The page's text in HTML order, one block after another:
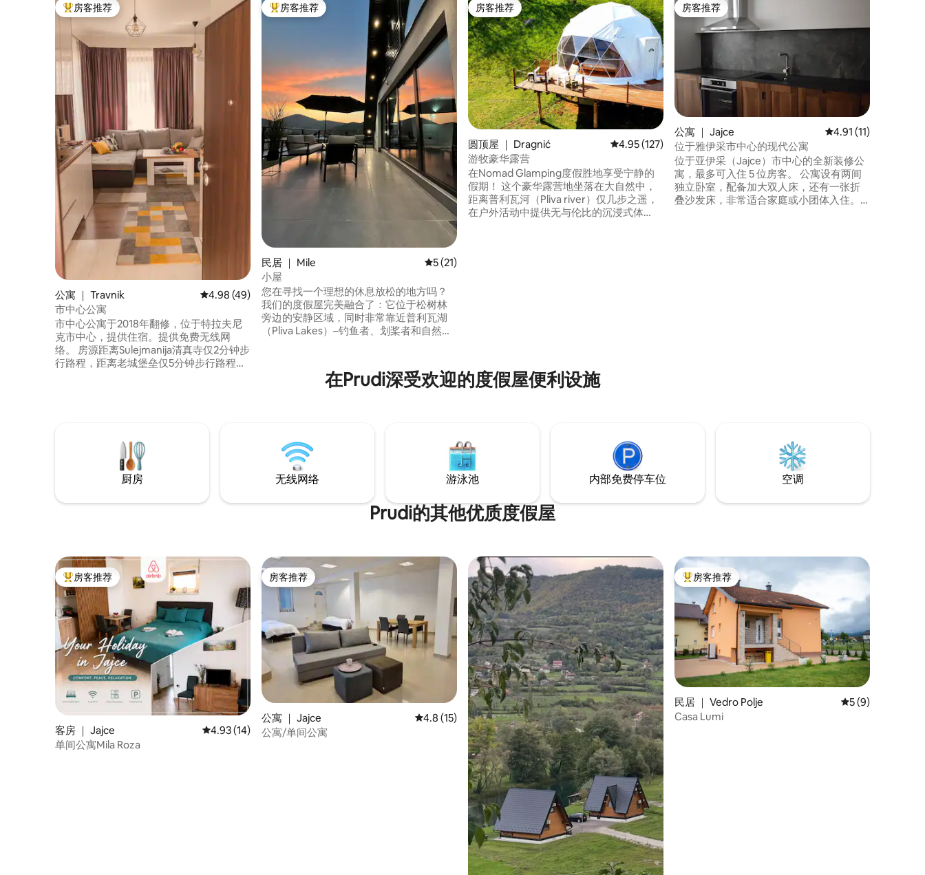
热门「房客推荐」
房客推荐
公寓 ｜ Travnik 平均评分 4.98 分（满分 5 分），共 49 条评价
4.98 (49)
市中心公寓
市中心公寓于2018年翻修，位于特拉夫尼
克市中心，提供住宿。提供免费无线网
络。 房源距离Sulejmanija清真寺仅2分钟步
行路程，距离老城堡垒仅5分钟步行路程。
热门「房客推荐」
房客推荐
民居 ｜ Mile 平均评分 5 分（满分 5 分），共 21 条评价
5 (21)
小屋
您在寻找一个理想的休息放松的地方吗？ ​
我们的度假屋完美融合了：它位于松树林
旁边的安静区域，同时非常靠近普利瓦湖
（Pliva Lakes）–钓鱼者、划桨者和自然爱
适的床铺，按摩扶手椅等。 ​探索：
Mlinčići、爱情之桥、Plivska湖、Jajce老
房客推荐
房客推荐
圆顶屋 ｜ Dragnić 平均评分 4.95 分（满分 5 分），共 127 条评价
4.95 (127)
游牧豪华露营
在Nomad Glamping度假胜地享受宁静的
假期！ 这个豪华露营地坐落在大自然中，
距离普利瓦河（Pliva river）仅几步之遥，
在户外活动中提供无与伦比的沉浸式体
房客推荐
房客推荐
公寓 ｜ Jajce 平均评分 4.91 分（满
4.91 (11)
位于雅伊采市中心的现代公寓
位于亚伊采（Jajce）市中心的全新装修公
寓，最多可入住 5 位房客。 公寓设有两间
独立卧室，配备加大双人床，还有一张折
叠沙发床，非常适合家庭或小团体入住。
在Prudi深受欢迎的度假屋便利设施
厨房 无线网络 游泳池 内部免费停车位 空调
Prudi的其他优质度假屋
热门「房客推荐」
房客推荐
客房 ｜ Jajce 平均评分 4.93 分（满分 5 分），共 14 条评价
4.93 (14)
单间公寓Mila Roza
房客推荐
房客推荐
公寓 ｜ Jajce 平均评分 4.8 分（满分 5 分），共 15 条评价
4.8 (15)
公寓/单间公寓
热门「房客推荐」
房客推荐
民居 ｜ Vedro Polje 平均评分 5 分（
5 (9)
Casa Lumi